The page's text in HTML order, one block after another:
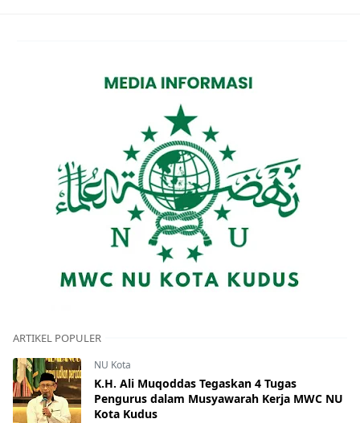
ARTIKEL POPULER
NU Kota
K.H. Ali Muqoddas Tegaskan 4 Tugas
Pengurus dalam Musyawarah Kerja MWC NU
Kota Kudus